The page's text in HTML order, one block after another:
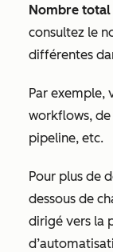
Nombre total
consultez le
différentes
Par exemple,
workflows,
pipeline, etc.
Pour plus de
dessous de
dirigé vers la